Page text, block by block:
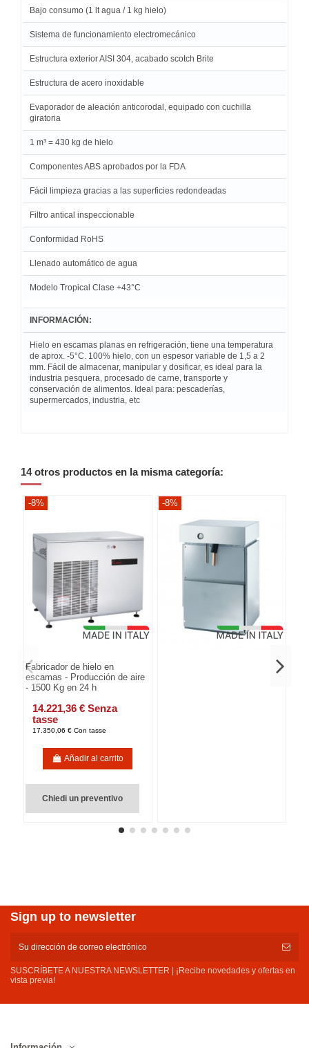
Bajo consumo (1 lt agua / 1 kg hielo)
Sistema de funcionamiento electromecánico
Estructura exterior AISI 304, acabado scotch Brite
Estructura de acero inoxidable
Evaporador de aleación anticorodal, equipado con cuchilla
giratoria
1 m³ = 430 kg de hielo
Componentes ABS aprobados por la FDA
Fácil limpieza gracias a las superficies redondeadas
Filtro antical inspeccionable
Conformidad RoHS
Llenado automático de agua
Modelo Tropical Clase +43°C
INFORMACIÓN:
Hielo en escamas planas en refrigeración, tiene una temperatura
de aprox. -5°C. 100% hielo, con un espesor variable de 1,5 a 2
mm. Fácil de almacenar, manipular y dosificar, es ideal para la
industria pesquera, procesado de carne, transporte y
conservación de alimentos. Ideal para: pescaderías,
supermercados, industria, etc
14 otros productos en la misma categoría:
-8%
Fabricador de hielo en
escamas - Producción de aire
- 1500 Kg en 24 h
14.221,36 € Senza
tasse
17.350,06 € Con tasse
Añadir al carrito
Chiedi un preventivo
-8%
Sign up to newsletter
SUSCRÍBETE A NUESTRA NEWSLETTER | ¡Recibe novedades y ofertas en
vista previa!